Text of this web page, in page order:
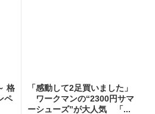
格
ペ
「感動して2足買いました」
ワークマンの“2300円サマ
ーシューズ”が大人気 「...